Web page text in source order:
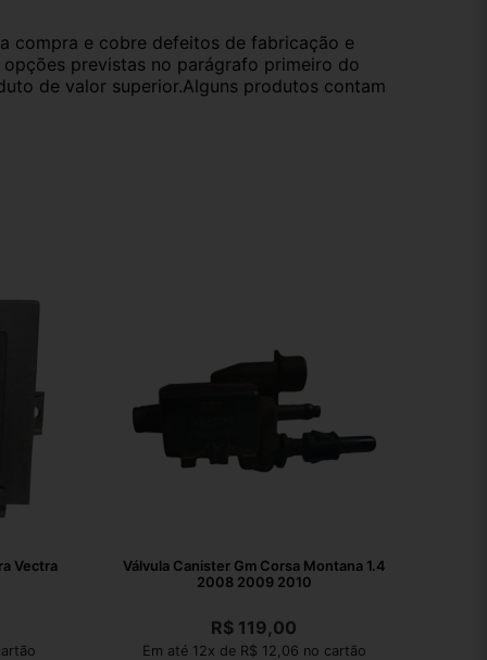
compra e cobre defeitos de fabricação e
previstas no parágrafo primeiro do
de valor superior.Alguns produtos contam
Vectra
Válvula Canister Gm Corsa Montana 1.4
2008 2009 2010
R$ 119,00
Em até 12x de R$ 12,06 no cartão